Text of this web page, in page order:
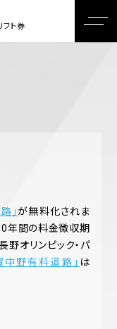
」が無料化されま
年間の料金徴収期
オリンピック・パ
中野有料道路」 は